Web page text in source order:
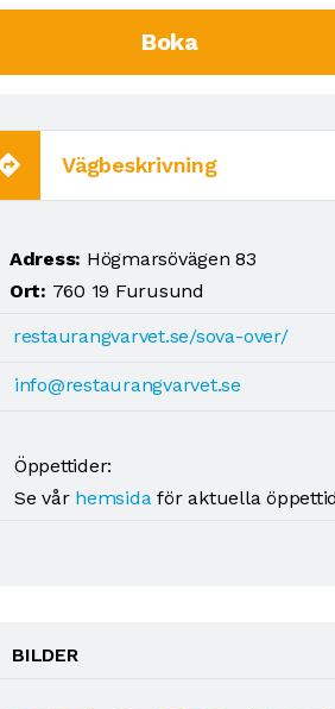
Boka
Vägbeskrivning
Adress: Högmarsövägen 83
Ort: 760 19 Furusund
restaurangvarvet.se/sova-over/
info@restaurangvarvet.se
Öppettider:
Se vår hemsida för aktuella
BILDER